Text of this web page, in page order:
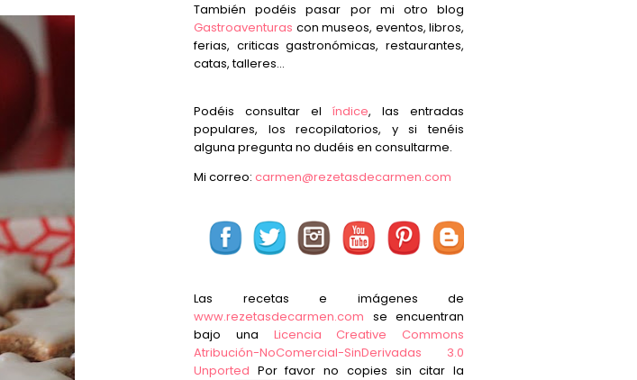
También podéis pasar por mi otro blog
Gastroaventuras con museos, eventos, libros,
ferias, criticas gastronómicas, restaurantes,
catas, talleres...
Podéis consultar el índice, las entradas
populares, los recopilatorios, y si tenéis
alguna pregunta no dudéis en consultarme.
Mi correo: carmen@rezetasdecarmen.com
Las recetas e imágenes de
www.rezetasdecarmen.com se encuentran
bajo una Licencia Creative Commons
Atribución-NoComercial-SinDerivadas 3.0
Unported Por favor no copies sin citar la